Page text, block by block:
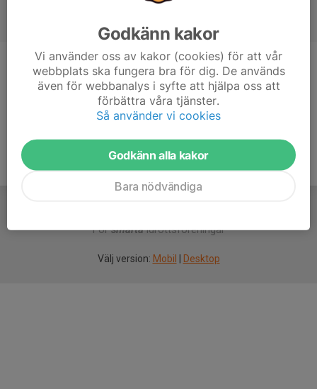
Position
-
Ålder
18 år
Försmartaidrottsföreningar
Välj version: Mobil Desktop
Godkänn kakor
Vi använder oss av kakor (cookies) för att vår
webbplats ska fungera bra för dig. De används
även för webbanalys i syfte att hjälpa oss att
förbättra våra tjänster.
Så använder vi cookies
Godkänn alla kakor
Bara nödvändiga